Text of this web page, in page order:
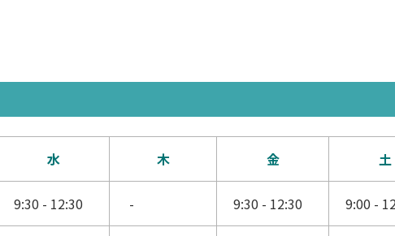
水 木 金 土
9:30 - 12:30 - 9:30 - 12:30 9:00 -